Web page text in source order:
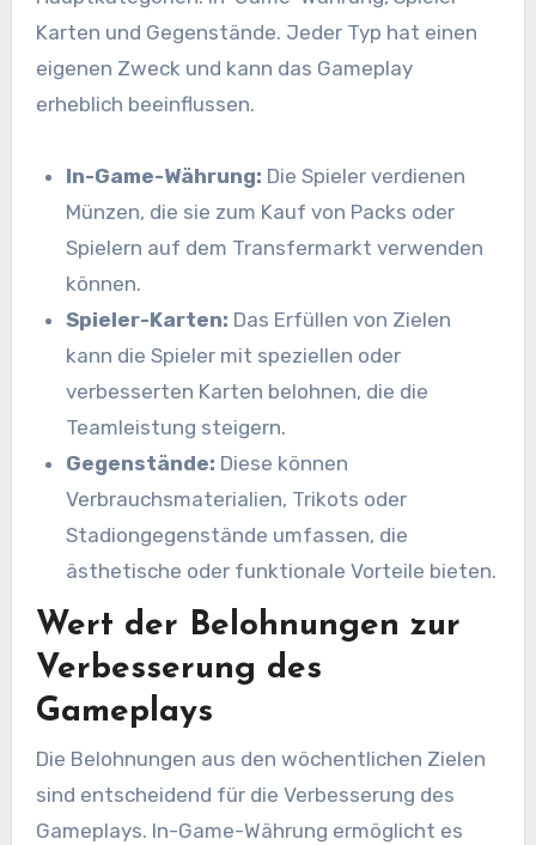
Karten und Gegenstände. Jeder Typ hat einen
eigenen Zweck und kann das Gameplay
erheblich beeinflussen.
In-Game-Währung: Die Spieler verdienen
Münzen, die sie zum Kauf von Packs oder
Spielern auf dem Transfermarkt verwenden
können.
Spieler-Karten: Das Erfüllen von Zielen
kann die Spieler mit speziellen oder
verbesserten Karten belohnen, die die
Teamleistung steigern.
Gegenstände: Diese können
Verbrauchsmaterialien, Trikots oder
Stadiongegenstände umfassen, die
ästhetische oder funktionale Vorteile bieten.
Wert der Belohnungen zur
Verbesserung des
Gameplays
Die Belohnungen aus den wöchentlichen Zielen
sind entscheidend für die Verbesserung des
Gameplays. In-Game-Währung ermöglicht es